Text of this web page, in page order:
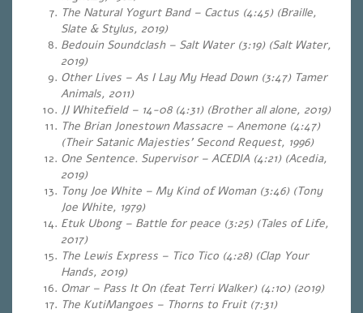
The Natural Yogurt Band – Cactus (4:45) (Braille,
Slate & Stylus, 2019)
Bedouin Soundclash – Salt Water (3:19) (Salt Water,
2019)
Other Lives – As I Lay My Head Down (3:47) Tamer
Animals, 2011)
JJ Whitefield – 14-08 (4:31) (Brother all alone, 2019)
The Brian Jonestown Massacre – Anemone (4:47)
(Their Satanic Majesties’ Second Request, 1996)
One Sentence. Supervisor – ACEDIA (4:21) (Acedia,
2019)
Tony Joe White – My Kind of Woman (3:46) (Tony
Joe White, 1979)
Etuk Ubong – Battle for peace (3:25) (Tales of Life,
2017)
The Lewis Express – Tico Tico (4:28) (Clap Your
Hands, 2019)
Omar – Pass It On (feat Terri Walker) (4:10) (2019)
The KutiMangoes – Thorns to Fruit (7:31)